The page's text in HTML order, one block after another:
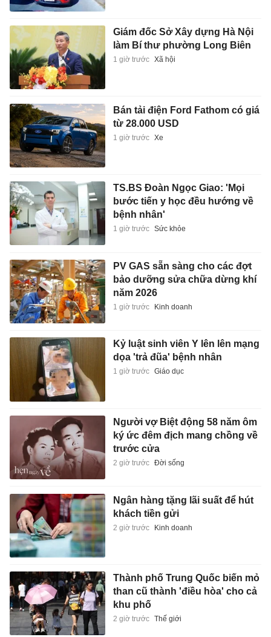
Giám đốc Sở Xây dựng Hà Nội
làm Bí thư phường Long Biên
1 giờ trước Xã hội
Bán tải điện Ford Fathom có giá
từ 28.000 USD
1 giờ trước Xe
TS.BS Đoàn Ngọc Giao: 'Mọi
bước tiến y học đều hướng về
bệnh nhân'
1 giờ trước Sức khỏe
PV GAS sẵn sàng cho các đợt
bảo dưỡng sửa chữa dừng khí
năm 2026
1 giờ trước Kinh doanh
Kỷ luật sinh viên Y lên lên mạng
dọa 'trả đũa' bệnh nhân
1 giờ trước Giáo dục
Người vợ Biệt động 58 năm ôm
ký ức đêm địch mang chồng về
trước cửa
2 giờ trước Đời sống
Ngân hàng tặng lãi suất để hút
khách tiền gửi
2 giờ trước Kinh doanh
Thành phố Trung Quốc biến mỏ
than cũ thành 'điều hòa' cho cả
khu phố
2 giờ trước Thế giới